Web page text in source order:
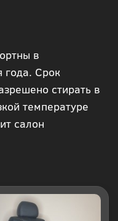
в
года. Срок
стирать в
температуре
салон